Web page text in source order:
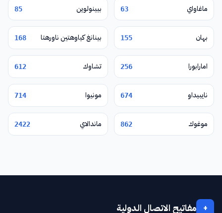
ماغاواي 63 بيينولوين 85
بهان 155 بينانغ كياوهتين ناورهتا 168
امارابورا 256 تشاوك 612
نايبيداو 674 مونيوا 714
موغوك 862 ماندالاي 2422
+ مفاتيح الاتصال الدولية